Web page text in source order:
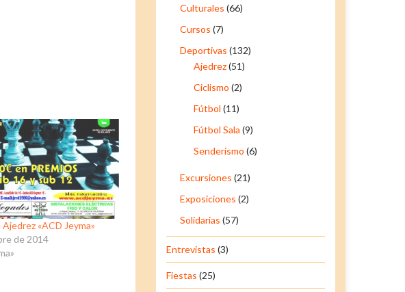
«ACD Jeyma»
de 2014
Culturales (66)
Cursos (7)
Deportivas (132)
Ajedrez(51)
Ciclismo (2)
Fútbol (11)
Fútbol Sala (9)
Senderismo (6)
Excursiones (21)
Exposiciones (2)
Solidarias (57)
Entrevistas (3)
Fiestas (25)